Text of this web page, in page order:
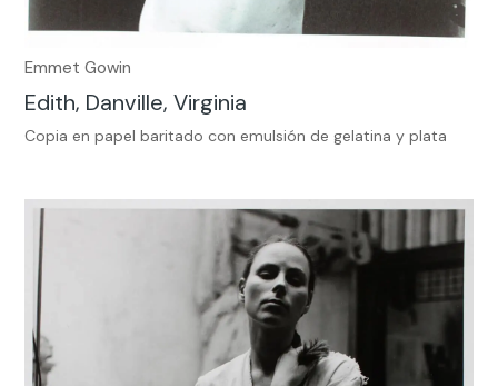
Emmet Gowin
Edith, Danville, Virginia
Copia en papel baritado con emulsión de gelatina y plata